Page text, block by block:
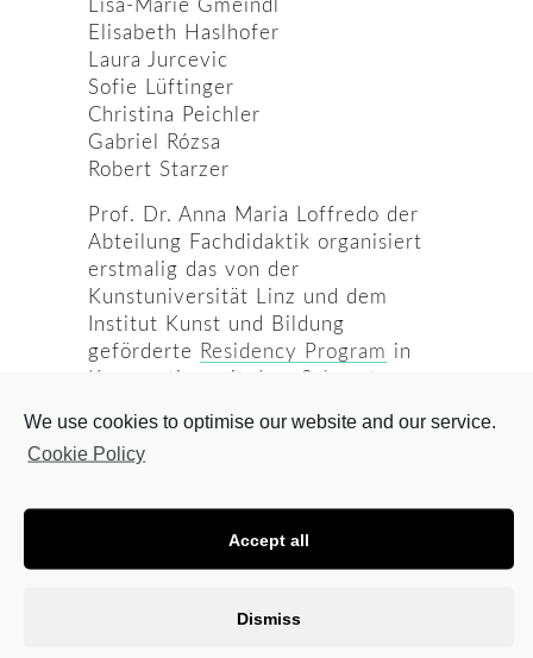
Lisa-Marie Gmeindl
Elisabeth Haslhofer
Laura Jurcevic
Sofie Lüftinger
Christina Peichler
Gabriel Rózsa
Robert Starzer
Prof. Dr. Anna Maria Loffredo der
Abteilung Fachdidaktik organisiert
erstmalig das von der
Kunstuniversität Linz und dem
Institut Kunst und Bildung
geförderte Residency Program in
Kooperation mit dem Salzamt, an
unterschiedlicher Studienrichtungen
und Institute beteiligen.
Gemeinsam mit Damian
Zimmermann, Fotograf, Journalist
Residency Programs
We use cookies to optimise our website and our service.
Cookie Policy
Accept all
Dismiss